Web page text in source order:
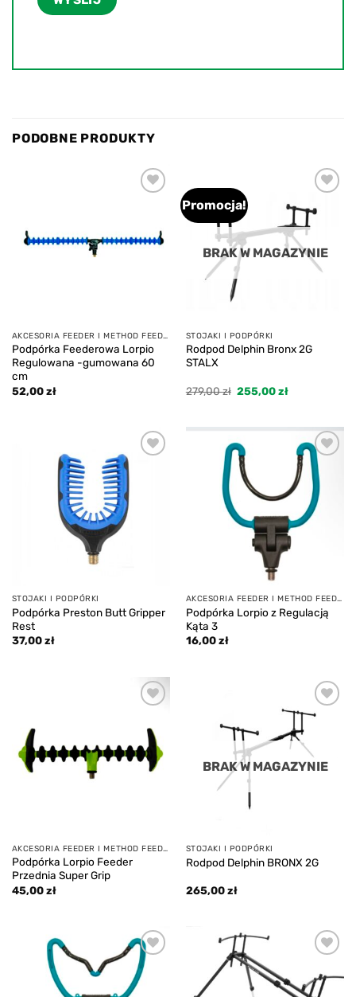
PODOBNE PRODUKTY
AKCESORIA FEEDER I METHOD FEEDER
Podpórka Feederowa Lorpio
Regulowana -gumowana 60
cm
52,00zł
Promocja!
wishlist
BRAK W MAGAZYNIE
STOJAKI I PODPÓRKI
Rodpod Delphin Bronx 2G
STALX
279,00zł Pierwotna
cena
255,00złAktualna
wishlist
STOJAKI I PODPÓRKI
Podpórka Preston Butt Gripper
Rest
37,00zł
Add to
wishlist
AKCESORIA FEEDER I METHOD FEEDER
Podpórka Lorpio z Regulacją
Kąta 3
16,00zł
wishlist
AKCESORIA FEEDER I METHOD FEEDER
Podpórka Lorpio Feeder
Przednia Super Grip
45,00zł
Add to
wishlist
BRAK W MAGAZYNIE
STOJAKI I PODPÓRKI
Rodpod Delphin BRONX 2G
265,00zł
Add to
wishlist
wishlist